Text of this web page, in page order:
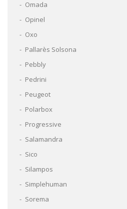
Omada
Opinel
Oxo
Pallarès Solsona
Pebbly
Pedrini
Peugeot
Polarbox
Progressive
Salamandra
Sico
Silampos
Simplehuman
Sorema